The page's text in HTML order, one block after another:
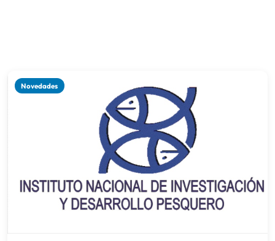
Novedades